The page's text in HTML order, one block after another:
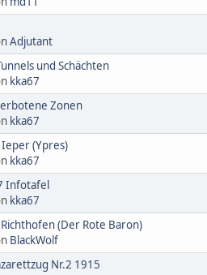
Adjutant
und Schächten
kka67
Zonen
kka67
(Ypres)
kka67
Infotafel
kka67
(Der Rote Baron)
BlackWolf
Nr.2 1915